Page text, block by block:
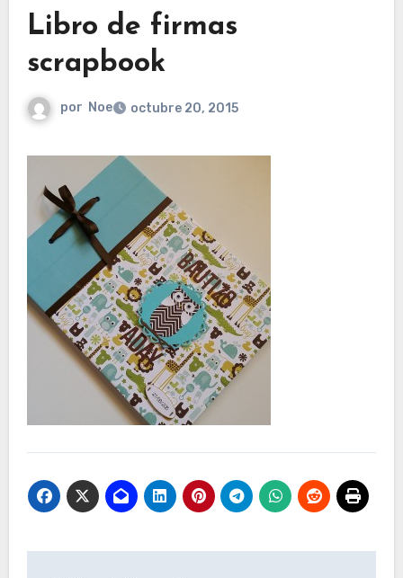
Libro de firmas
scrapbook
por Noe octubre 20, 2015